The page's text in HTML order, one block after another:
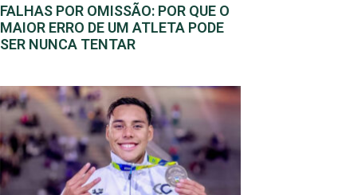
FALHAS POR OMISSÃO: POR QUE O
MAIOR ERRO DE UM ATLETA PODE
SER NUNCA TENTAR